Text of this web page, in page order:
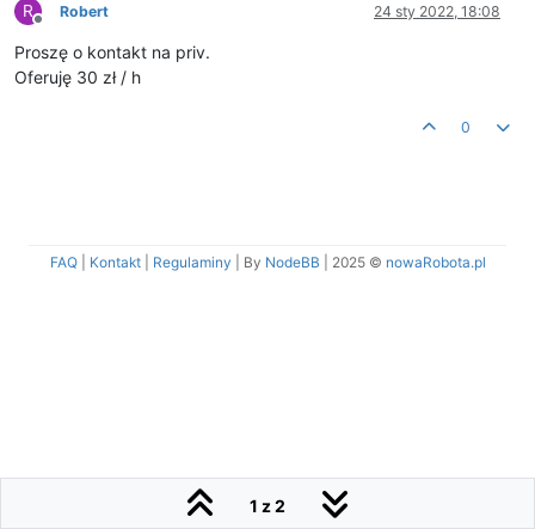
R
Niedostępny
Robert 24 sty 2022, 18:08
Proszę o kontakt na priv.
Oferuję 30 zł / h
0
1 z 2
FAQ| Kontakt| Regulaminy | By NodeBB 2025 © nowaRobota.pl